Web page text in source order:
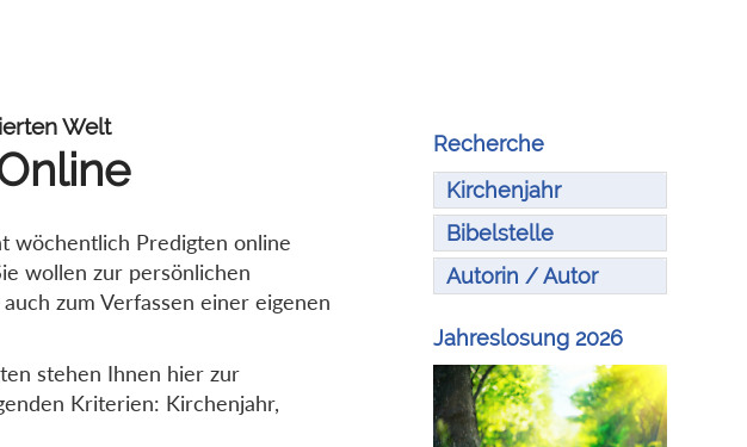
Welt
wöchentlich Predigten online
wollen zur persönlichen
zum Verfassen einer eigenen
stehen Ihnen hier zur
Kriterien: Kirchenjahr,
Recherche
Kirchenjahr
Bibelstelle
Autorin / Autor
Jahreslosung 2026